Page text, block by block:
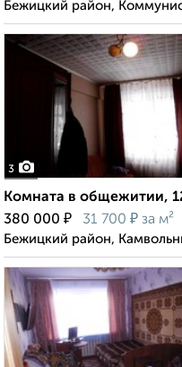
Бежицкий район,
3
Комната в общежитии,
380 000 ₽ 31 700 ₽ за м²
Бежицкий район,